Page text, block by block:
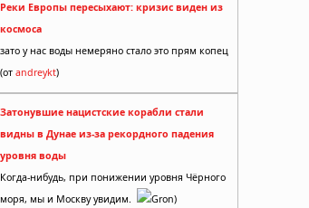
Реки Европы пересыхают: кризис виден из
космоса
зато у нас воды немеряно стало это прям копец
(от andreykt)
Затонувшие нацистские корабли стали
видны в Дунае из-за рекордного падения
уровня воды
Когда-нибудь, при понижении уровня Чёрного
моря, мы и Москву увидим.
Gron)